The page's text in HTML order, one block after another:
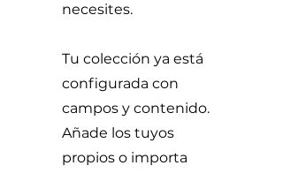
necesites.
Tu colección ya está
configurada con
campos y contenido.
Añade los tuyos
propios o importa